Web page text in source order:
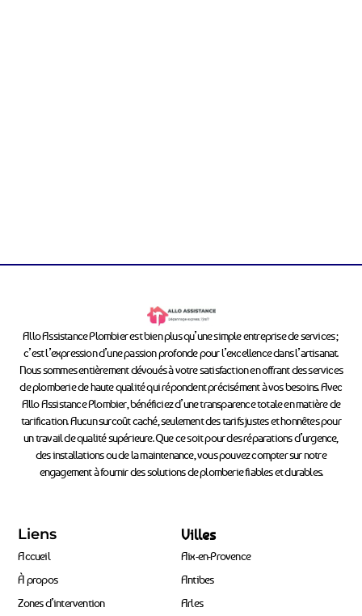
Allo Assistance Plombier est bien plus qu’une simple entreprise de services ;
c’est l’expression d’une passion profonde pour l’excellence dans l’artisanat.
Nous sommes entièrement dévoués à votre satisfaction en offrant des services
de plomberie de haute qualité qui répondent précisément à vos besoins. Avec
Allo Assistance Plombier, bénéficiez d’une transparence totale en matière de
tarification. Aucun surcoût caché, seulement des tarifs justes et honnêtes pour
un travail de qualité supérieure. Que ce soit pour des réparations d’urgence,
des installations ou de la maintenance, vous pouvez compter sur notre
engagement à fournir des solutions de plomberie fiables et durables.
Liens
Accueil
À propos
Zones d’intervention
Villes
Aix-en-Provence
Antibes
Arles